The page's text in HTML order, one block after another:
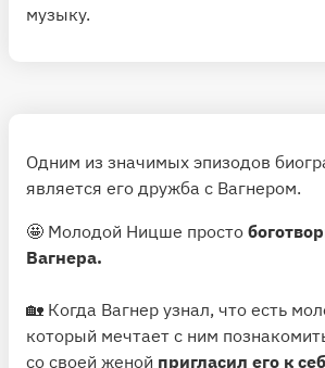
музыку.
Одним из значимых эпизодов
является его дружба с Вагнером.
🤩 Молодой Ницше просто
Вагнера.
🏡 Когда Вагнер узнал, что есть
который мечтает с ним
со своей женой пригласил его к